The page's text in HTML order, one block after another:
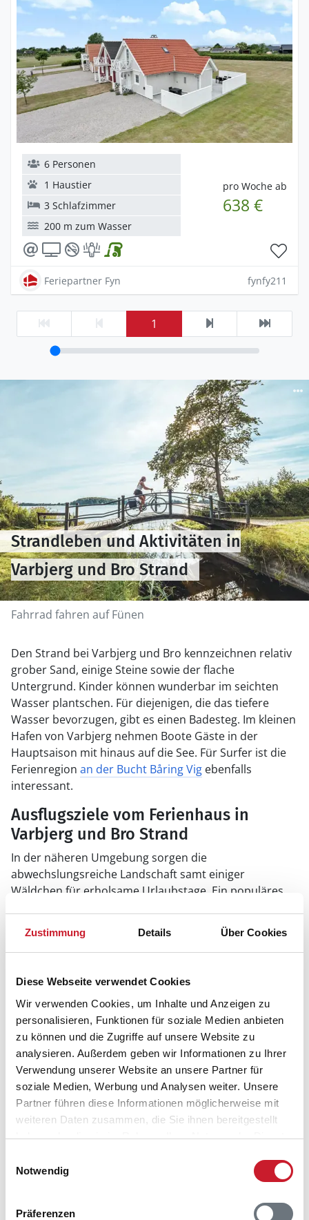
Zustimmung Details Über Cookies
Diese Webseite verwendet Cookies
Wir verwenden Cookies, um Inhalte und Anzeigen zu
personalisieren, Funktionen für soziale Medien anbieten
zu können und die Zugriffe auf unsere Website zu
analysieren. Außerdem geben wir Informationen zu Ihrer
Verwendung unserer Website an unsere Partner für
soziale Medien, Werbung und Analysen weiter. Unsere
Partner führen diese Informationen möglicherweise mit
weiteren Daten zusammen, die Sie ihnen bereitgestellt
haben oder die sie im Rahmen Ihrer Nutzung der Dienste
Notwendig
Präferenzen
pro Woche ab
638 €
6 Personen
1 Haustier
3 Schlafzimmer
200 m zum Wasser
Feriepartner Fyn fynfy211
1
Fahrrad fahren auf Fünen
Strandleben und Aktivitäten in
Varbjerg und Bro Strand
Den Strand bei Varbjerg und Bro kennzeichnen relativ
grober Sand, einige Steine sowie der flache
Untergrund. Kinder können wunderbar im seichten
Wasser plantschen. Für diejenigen, die das tiefere
Wasser bevorzugen, gibt es einen Badesteg. Im kleinen
Hafen von Varbjerg nehmen Boote Gäste in der
Hauptsaison mit hinaus auf die See. Für Surfer ist die
Ferienregion an der Bucht Båring Vig ebenfalls
interessant.
Ausflugsziele vom Ferienhaus in
Varbjerg und Bro Strand
In der näheren Umgebung sorgen die
abwechslungsreiche Landschaft samt einiger
Wäldchen für erholsame Urlaubstage. Ein populäres
die mit ihren zahlreichen Museen, Läden, Cafés und
dem traditionellen Hafen viel Abwechslung garantiert.
Einige Kilometer östlich von Varbjerg und Bro Strand
Zentrum vonNordfünenmit der entsprechenden
Infrastruktur.
Alle Ferienhäuser auf Fünen online
Alexander Geh